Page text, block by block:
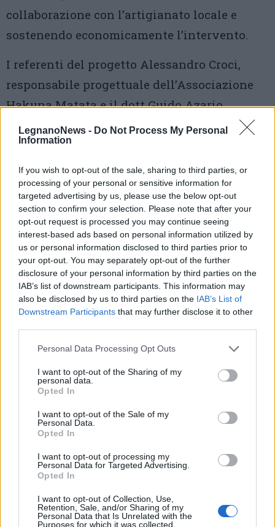
LegnanoNews - Do Not Process My Personal
Information
If you wish to opt-out of the sale, sharing to third parties, or
processing of your personal or sensitive information for
targeted advertising by us, please use the below opt-out
section to confirm your selection. Please note that after your
opt-out request is processed you may continue seeing
interest-based ads based on personal information utilized by
us or personal information disclosed to third parties prior to
your opt-out. You may separately opt-out of the further
disclosure of your personal information by third parties on the
IAB’s list of downstream participants. This information may
also be disclosed by us to third parties on the IAB’s List of
Downstream Participants that may further disclose it to other
Personal Data Processing Opt Outs
I want to opt-out of the Sharing of my
personal data.
Opted In
I want to opt-out of the Sale of my
Personal Data.
Opted In
I want to opt-out of processing my
Personal Data for Targeted Advertising.
Opted In
I want to opt-out of Collection, Use,
Retention, Sale, and/or Sharing of my
Personal Data that Is Unrelated with the
Purposes for which it was collected.
collaborazione con l’artigianato locale e
sostenendo economicamente l’intervento.
I referenti del progetto Alessandro Croci,
responsabile progettuale dell’Associazione
Hakuna Matata e il dott Guido Azario,
referente del Rotary Club dichiarano “C’è
grande soddisfazione nel vedere i nostri
giovani, e non necessariamente solo quelli
che si destreggiano meno disinvoltamente
con i testi scolastici, appassionarsi e
affascinarsi con tanto entusiasmo alle
attività artigianali che potrebbero essere
fonte di lavoro professionalmente appagante
in un futuro per loro non troppo lontano”,
concludono dicendo “stiamo già pensando e
progettando una nuove versione dei
laboratori in bottega per l’anno scolastico
2019/20. Invitiamo le scuole interessate a
contattarci al seguente indirizzo email:
scuole@associazione-hakunamatata.com
Tutti gli eventi